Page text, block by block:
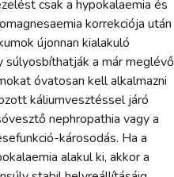
csak a hypokalaemia és
korrekciója után
újonnan kialakuló
súlyosbíthatják a már meglévő
óvatosan kell alkalmazni
káliumvesztéssel járó
nephropathia vagy a
károsodás. Ha a
alakul ki, akkor a